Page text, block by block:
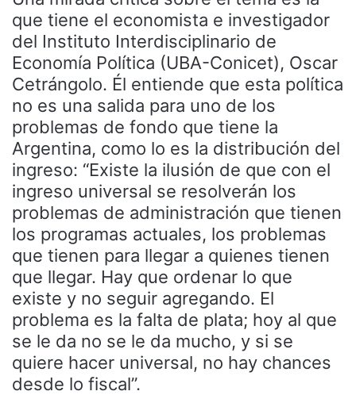
que tiene el economista e investigador
del Instituto Interdisciplinario de
Economía Política (UBA-Conicet), Oscar
Cetrángolo. Él entiende que esta política
no es una salida para uno de los
problemas de fondo que tiene la
Argentina, como lo es la distribución del
ingreso: “Existe la ilusión de que con el
ingreso universal se resolverán los
problemas de administración que tienen
los programas actuales, los problemas
que tienen para llegar a quienes tienen
que llegar. Hay que ordenar lo que
existe y no seguir agregando. El
problema es la falta de plata; hoy al que
se le da no se le da mucho, y si se
quiere hacer universal, no hay chances
desde lo fiscal”.